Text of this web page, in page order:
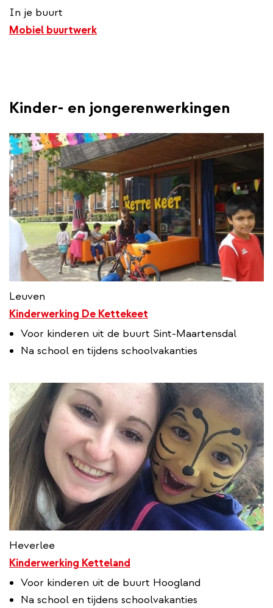
In je buurt
Mobiel buurtwerk
Kinder- en jongerenwerkingen
Leuven
Kinderwerking De Kettekeet
Voor kinderen uit de buurt Sint-Maartensdal
Na school en tijdens schoolvakanties
Heverlee
Kinderwerking Ketteland
Voor kinderen uit de buurt Hoogland
Na school en tijdens schoolvakanties